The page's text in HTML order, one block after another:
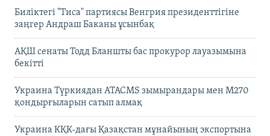
Биліктегі "Тиса" партиясы Венгрия президенттігіне
заңгер Андраш Баканы ұсынбақ
АҚШ сенаты Тодд Бланшты бас прокурор лауазымына
бекітті
Украина Түркиядан ATACMS зымырандары мен M270
қондырғыларын сатып алмақ
Украина КҚК-дағы Қазақстан мұнайының экспортына